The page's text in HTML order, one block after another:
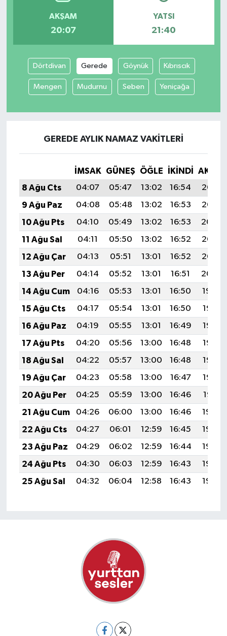
AKŞAM
20:07
YATSI
21:40
Dörtdivan Gerede Göynük Kıbrıscık
Mengen Mudurnu Seben Yeniçağa
GEREDE AYLIK NAMAZ VAKITLERI
İMSAK GÜNEŞ ÖĞLE İKINDI
8 Ağu Cts
04:07 05:47 13:02 16:54
20:07
9 Ağu Paz
04:08 05:48 13:02 16:53
20:06
10 Ağu Pts
04:10 05:49 13:02 16:53
20:04
11 Ağu Sal
04:11 05:50 13:02 16:52
20:03
12 Ağu Çar
04:13 05:51 13:01 16:52
20:02
13 Ağu Per
04:14 05:52 13:01 16:51
20:00
14 Ağu Cum
04:16 05:53 13:01 16:50
19:59
15 Ağu Cts
04:17 05:54 13:01 16:50
19:58
16 Ağu Paz
04:19 05:55 13:01 16:49
19:56
17 Ağu Pts
04:20 05:56 13:00 16:48
19:55
18 Ağu Sal
04:22 05:57 13:00 16:48
19:53
19 Ağu Çar
04:23 05:58 13:00 16:47
19:52
20 Ağu Per
04:25 05:59 13:00 16:46
19:51
21 Ağu Cum
04:26 06:00 13:00 16:46
19:49
22 Ağu Cts
04:27 06:01 12:59 16:45
19:48
23 Ağu Paz
04:29 06:02 12:59 16:44
19:46
24 Ağu Pts
04:30 06:03 12:59 16:43
19:45
25 Ağu Sal
04:32 06:04 12:58 16:43 19:43